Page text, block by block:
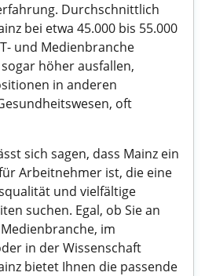
Durchschnittlich
bei etwa 45.000 bis 55.000
und Medienbranche
höher ausfallen,
in anderen
oft
sich sagen, dass Mainz ein
Arbeitnehmer ist, die eine
und vielfältige
suchen. Egal, ob Sie an
im
in der Wissenschaft
bietet Ihnen die passende